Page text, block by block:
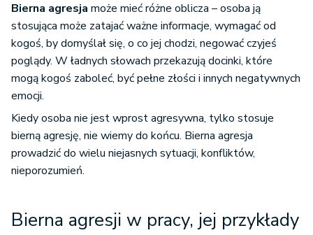
Bierna agresja może mieć różne oblicza – osoba ją
stosująca może zatajać ważne informacje, wymagać od
kogoś, by domyślał się, o co jej chodzi, negować czyjeś
poglądy. W ładnych słowach przekazują docinki, które
mogą kogoś zaboleć, być pełne złości i innych negatywnych
emocji.
Kiedy osoba nie jest wprost agresywna, tylko stosuje
bierną agresję, nie wiemy do końcu. Bierna agresja
prowadzić do wielu niejasnych sytuacji, konfliktów,
nieporozumień.
Bierna agresji w pracy, jej przykłady